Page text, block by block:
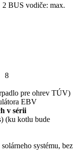
BUS vodiče: max.
pre ohrev TÚV)
EBV
v sérii
(ku kotlu bude
systému, bez